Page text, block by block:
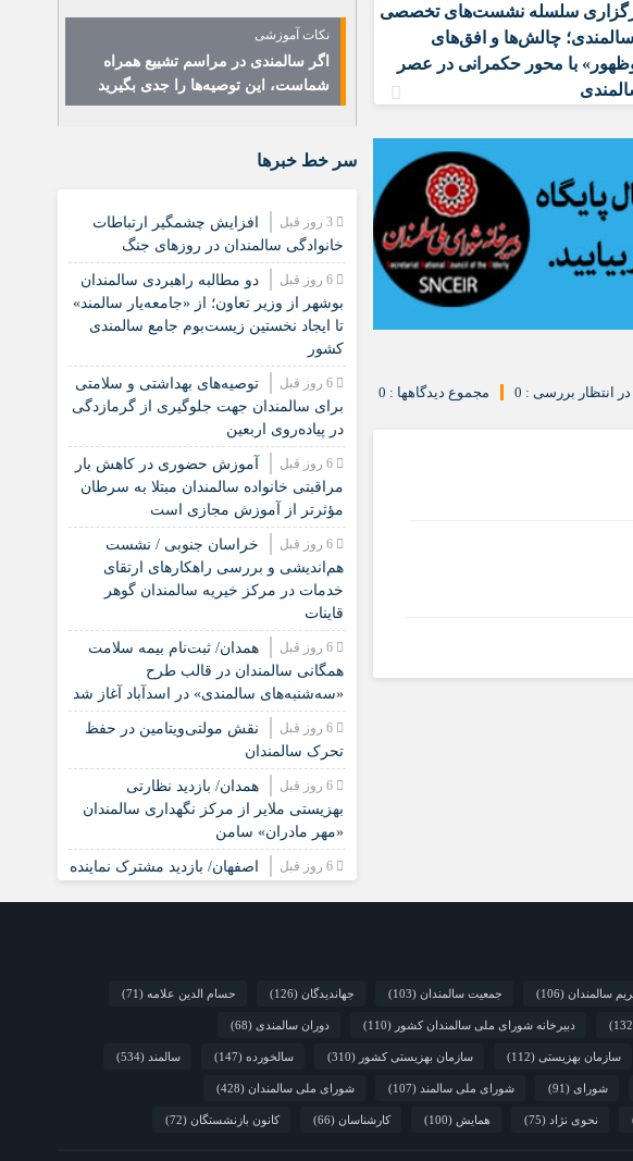
سلسله نشست‌های تخصصی
چالش‌ها و افق‌های
با محور حکمرانی در عصر
مجموع دیدگاهها : 0 در انتظار بررسی : 0
نکات آموزشی
اگر سالمندی در مراسم تشییع همراه
شماست، این توصیه‌ها را جدی بگیرید
سر خط خبرها
افزایش چشمگیر ارتباطات
خانوادگی سالمندان در روزهای جنگ
دو مطالبه راهبردی سالمندان
بوشهر از وزیر تعاون؛ از «جامعه‌یار سالمند»
تا ایجاد نخستین زیست‌بوم جامع سالمندی
کشور
️توصیه‌های بهداشتی و سلامتی
برای سالمندان جهت جلوگیری از گرمازدگی
در پیاده‌روی اربعین
آموزش حضوری در کاهش بار
مراقبتی خانواده سالمندان مبتلا به سرطان
مؤثرتر از آموزش مجازی است
خراسان جنوبی / نشست
هم‌اندیشی و بررسی راهکارهای ارتقای
خدمات در مرکز خیریه سالمندان گوهر
قاینات
همدان/ ثبت‌نام بیمه سلامت
همگانی سالمندان در قالب طرح
«سه‌شنبه‌های سالمندی» در اسدآباد آغاز شد
نقش مولتی‌ویتامین در حفظ
تحرک سالمندان
همدان/ بازدید نظارتی
بهزیستی ملایر از مرکز نگهداری سالمندان
«مهر مادران» سامن
اصفهان/ بازدید مشترک نماینده
پیشی خواهند گرفت؟
خراسان جنوبی/ جلسه
مشترک ستاد مناسب‌سازی و شورای
دوست‌دار سالمند» نیازمند مشارکت همه
سالمندان (106) جمعیت سالمندان (103) جهاندیدگان (126) حسام الدین علامه (71)
دبیرخانه شورای ملی سالمندان کشور (110) دوران سالمندی (68)
سازمان بهزیستی (112) سازمان بهزیستی کشور (310) سالخورده (147) سالمند (534)
شورای (91) شورای ملی سالمند (107) شورای ملی سالمندان (428)
نحوی نژاد (75) همایش (100) کارشناسان (66) کانون بازنشستگان (72)